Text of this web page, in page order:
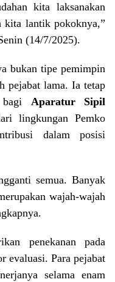
kita laksanakan
kita lantik pokoknya,”
(14/7/2025).
bukan tipe pemimpin
pejabat lama. Ia tetap
bagi Aparatur Sipil
lingkungan Pemko
dalam posisi
semua. Banyak
wajah-wajah
penekanan pada
evaluasi. Para pejabat
selama enam